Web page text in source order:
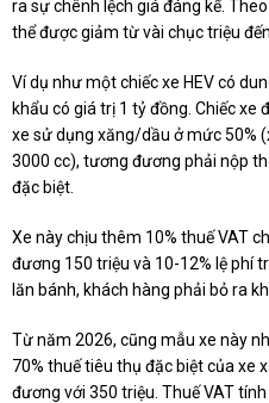
ra sự chênh lệch giá đáng kể.
thể được giảm từ vài chục triệu
Ví dụ như một chiếc xe HEV có
khẩu có giá trị 1 tỷ đồng. Chiếc xe
xe sử dụng xăng/dầu ở mức 50%
3000 cc), tương đương phải nộp
đặc biệt.
Xe này chịu thêm 10% thuế VAT
đương 150 triệu và 10-12% lệ phí
lăn bánh, khách hàng phải bỏ ra
Từ năm 2026, cũng mẫu xe này
70% thuế tiêu thụ đặc biệt của xe
đương với 350 triệu. Thuế VAT